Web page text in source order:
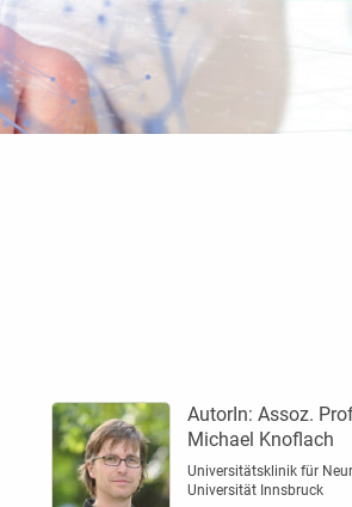
AutorIn: Assoz.
Michael Knoflach
Universitätsklinik für
Universität Innsbruck